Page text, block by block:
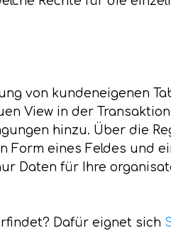
von kundeneigenen
View in der Transaktion
hinzu. Über die
eines Feldes und
Daten für Ihre
Dafür eignet sich